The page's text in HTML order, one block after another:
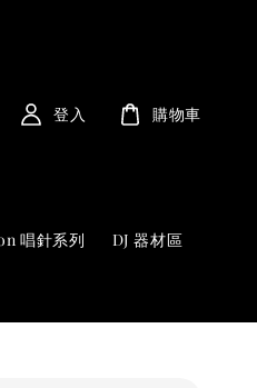
唱針系列 DJ 器材區
登入 購物車